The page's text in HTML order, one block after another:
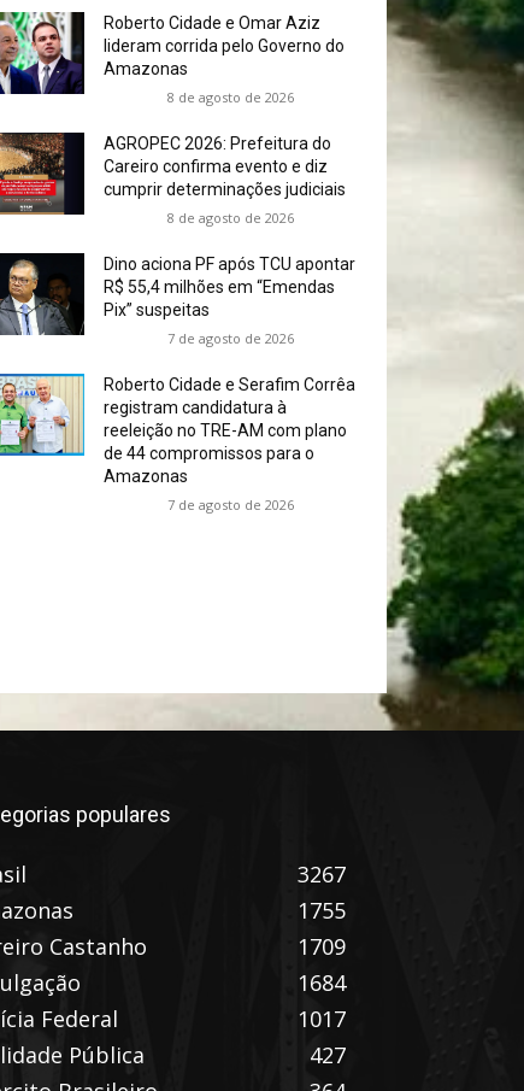
Roberto Cidade e Omar Aziz
lideram corrida pelo Governo do
Amazonas
8 de agosto de 2026
AGROPEC 2026: Prefeitura do
Careiro confirma evento e diz
cumprir determinações judiciais
8 de agosto de 2026
Dino aciona PF após TCU apontar
R$ 55,4 milhões em “Emendas
Pix” suspeitas
7 de agosto de 2026
Roberto Cidade e Serafim Corrêa
registram candidatura à
reeleição no TRE-AM com plano
de 44 compromissos para o
Amazonas
7 de agosto de 2026
populares
3267
1755
Castanho
1709
1684
Federal
1017
Pública
427